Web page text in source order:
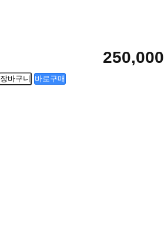
250,000
장바구니 바로구매